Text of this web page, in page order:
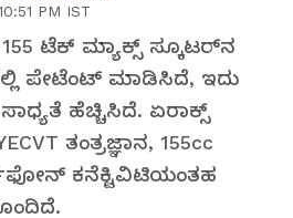
PM IST
ಟೆಕ್ ಮ್ಯಾಕ್ಸ್ ಸ್ಕೂಟರ್‌ನ
ಪೇಟೆಂಟ್ ಮಾಡಿಸಿದೆ, ಇದು
ಹೆಚ್ಚಿಸಿದೆ. ಏರಾಕ್ಸ್
ತಂತ್ರಜ್ಞಾನ, 155cc
ಕನೆಕ್ಟಿವಿಟಿಯಂತಹ